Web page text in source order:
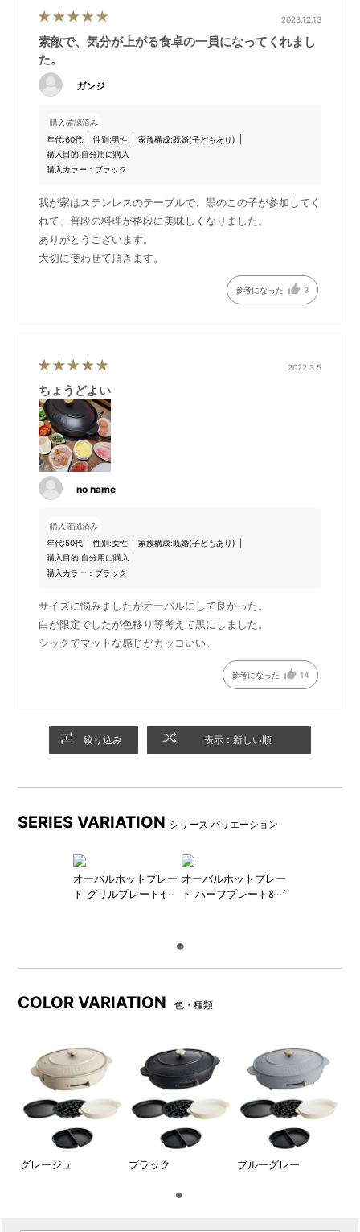
「オーバルホットプレート」本体には、平面、たこ焼き、深鍋
と、3種類のプレートが標準でセットになっています。
付属のハンドルを使えば、プレートの取り替えも楽々。テーブ
ルで次々と調理できるので、ホストもゲストと一緒に愉しめま
す。
ト用ハーフプレート」をセットにした、BRUNO直営サイト限定
のセットです。
DETAIL 商品詳細
本体セット内容
平面、たこ焼き、深鍋の3枚の
プレートに、プレート取替え
用ハンドル、シリコンマット
が付属しています。
たこ焼きプレート
るたこ焼きプレート。(24穴)
深鍋
お鍋や煮込み料理が愉しめる
蓋にはBRUNOのロゴがデザイ
ンされています。
ツマミをスライドするだけで
簡単にOFF～HIまでが切り替
えられます。
2023.12.13
素敵で、気分が上がる食卓の一員になってくれまし
た。
ガンジ
購入確認済み
年代:60代 性別:男性 家族構成:既婚(子どもあり)
購入目的:自分用に購入
購入カラー：ブラック
我が家はステンレスのテーブルで、黒のこの子が参加してく
れて、普段の料理が格段に美味しくなりました。
ありがとうございます。
大切に使わせて頂きます。
参考になった 3
2022.3.5
ちょうどよい
no name
購入確認済み
年代:50代 性別:女性 家族構成:既婚(子どもあり)
購入目的:自分用に購入
購入カラー：ブラック
サイズに悩みましたがオーバルにして良かった。
白が限定でしたが色移り等考えて黒にしました。
シックでマットな感じがカッコいい。
参考になった 14
絞り込み 表示：新しい順
SERIES VARIATION シリーズ バリエーション
オーバルホットプレー
ト グリルプレートセ
オーバルホットプレー
ト ハーフプレート&グ
COLOR VARIATION 色・種類
グレージュ ブラック ブルーグレー